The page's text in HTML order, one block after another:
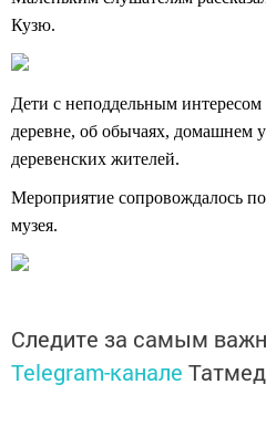
Кузю.
Дети с неподдельным
деревне, об обычаях, домашнем
деревенских жителей.
Мероприятие сопровождалось
музея.
Следите за самым
Telegram-канале